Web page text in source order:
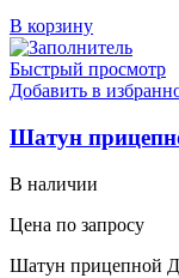
В корзину
Быстрый просмотр
Добавить в
Шатун
В наличии
Цена по запросу
Шатун прицепной